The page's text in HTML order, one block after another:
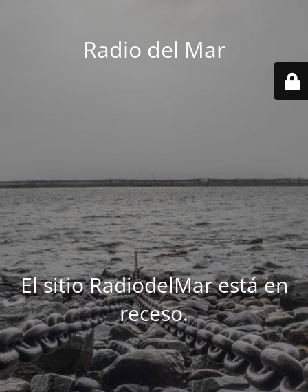
Radio del Mar
El sitio RadiodelMar está en
receso.